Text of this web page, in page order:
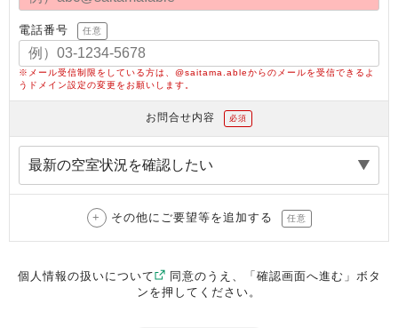
電話番号 任意
※メール受信制限をしている方は、@saitama.ableからのメールを受信できるよ
うドメイン設定の変更をお願いします。
お問合せ内容 必須
その他にご要望等を追加する 任意
個人情報の扱いについて
同意のうえ、「確認画面へ進む」ボタ
ンを押してください。